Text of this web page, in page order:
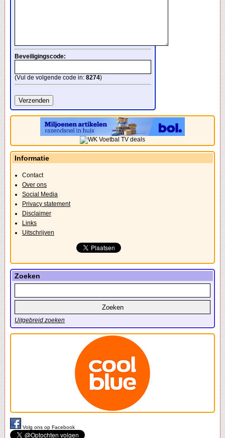
Beveiligingscode:
(Vul de volgende code in: 8274)
Informatie
Contact
Over ons
Social Media
Privacy statement
Disclaimer
Links
Uitschrijven
Zoeken
Uitgebreid zoeken
Volg ons op Facebook